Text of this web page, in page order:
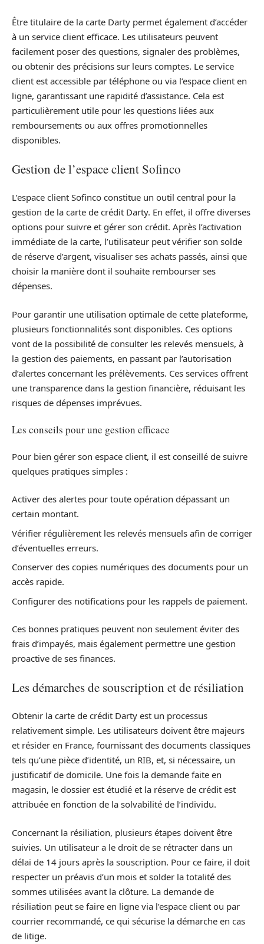
Être titulaire de la carte Darty permet également d’accéder
à un service client efficace. Les utilisateurs peuvent
facilement poser des questions, signaler des problèmes,
ou obtenir des précisions sur leurs comptes. Le service
client est accessible par téléphone ou via l’espace client en
ligne, garantissant une rapidité d’assistance. Cela est
particulièrement utile pour les questions liées aux
remboursements ou aux offres promotionnelles
disponibles.
Gestion de l’espace client Sofinco
L’espace client Sofinco constitue un outil central pour la
gestion de la carte de crédit Darty. En effet, il offre diverses
options pour suivre et gérer son crédit. Après l’activation
immédiate de la carte, l’utilisateur peut vérifier son solde
de réserve d’argent, visualiser ses achats passés, ainsi que
choisir la manière dont il souhaite rembourser ses
dépenses.
Pour garantir une utilisation optimale de cette plateforme,
plusieurs fonctionnalités sont disponibles. Ces options
vont de la possibilité de consulter les relevés mensuels, à
la gestion des paiements, en passant par l’autorisation
d’alertes concernant les prélèvements. Ces services offrent
une transparence dans la gestion financière, réduisant les
risques de dépenses imprévues.
Les conseils pour une gestion efficace
Pour bien gérer son espace client, il est conseillé de suivre
quelques pratiques simples :
Activer des alertes pour toute opération dépassant un
certain montant.
Vérifier régulièrement les relevés mensuels afin de corriger
d’éventuelles erreurs.
Conserver des copies numériques des documents pour un
accès rapide.
Configurer des notifications pour les rappels de paiement.
Ces bonnes pratiques peuvent non seulement éviter des
frais d’impayés, mais également permettre une gestion
proactive de ses finances.
Les démarches de souscription et de résiliation
Obtenir la carte de crédit Darty est un processus
relativement simple. Les utilisateurs doivent être majeurs
et résider en France, fournissant des documents classiques
tels qu’une pièce d’identité, un RIB, et, si nécessaire, un
justificatif de domicile. Une fois la demande faite en
magasin, le dossier est étudié et la réserve de crédit est
attribuée en fonction de la solvabilité de l’individu.
Concernant la résiliation, plusieurs étapes doivent être
suivies. Un utilisateur a le droit de se rétracter dans un
délai de 14 jours après la souscription. Pour ce faire, il doit
respecter un préavis d’un mois et solder la totalité des
sommes utilisées avant la clôture. La demande de
résiliation peut se faire en ligne via l’espace client ou par
courrier recommandé, ce qui sécurise la démarche en cas
de litige.